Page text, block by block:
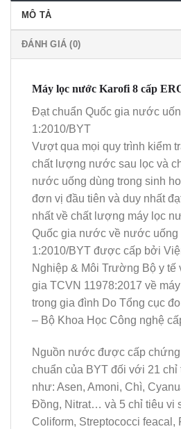
MÔ TẢ
ĐÁNH GIÁ (0)
Máy lọc nước Karofi 8 cấp
Đạt chuẩn Quốc gia nước
1:2010/BYT
Vượt qua mọi quy trình kiểm
chất lượng nước sau lọc và
nước uống dùng trong sinh
đơn vị đầu tiên và duy nhất
nhất về chất lượng máy lọc
Quốc gia nước về nước uống
1:2010/BYT được cấp bởi
Nghiệp & Môi Trường Bộ y tế
gia TCVN 11978:2017 về
trong gia đình Do Tổng cục
– Bộ Khoa Học Công nghệ
Nguồn nước được cấp
chuẩn của BYT đối với 21 chỉ
như: Asen, Amoni, Chì,
Đồng, Nitrat… và 5 chỉ tiêu vi
Coliform, Streptococci feacal,